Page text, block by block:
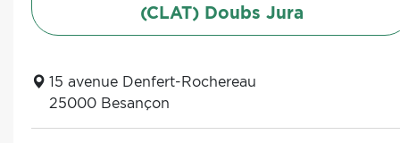
(CLAT) Doubs Jura
15 avenue Denfert-Rochereau
25000 Besançon